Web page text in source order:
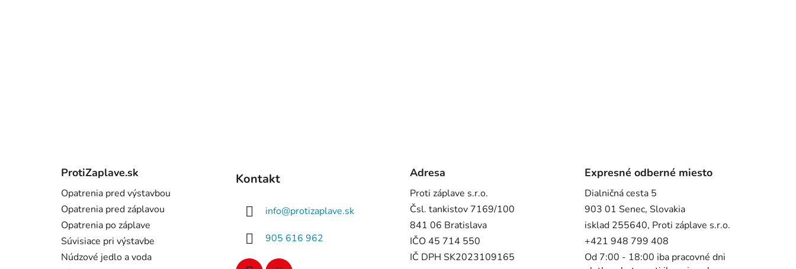
ProtiZaplave.sk
Opatrenia pred výstavbou
Opatrenia pred záplavou
Opatrenia po záplave
Súvisiace pri výstavbe
Núdzové jedlo a voda
Kontakt
info@protizaplave.sk
905 616 962
Adresa
Proti záplave s.r.o.
Čsl. tankistov 7169/100
841 06 Bratislava
IČO 45 714 550
IČ DPH SK2023109165
Expresné odberné miesto
Dialničná cesta 5
903 01 Senec, Slovakia
isklad 255640, Proti záplave s.r.o.
+421 948 799 408
Od 7:00 - 18:00 iba pracovné dni